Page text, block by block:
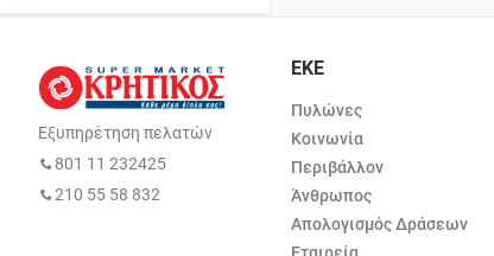
Εξυπηρέτηση πελατών
801 11 232425
210 55 58 832
ΕΚΕ
Πυλώνες
Κοινωνία
Περιβάλλον
Άνθρωπος
Απολογισμός Δράσεων